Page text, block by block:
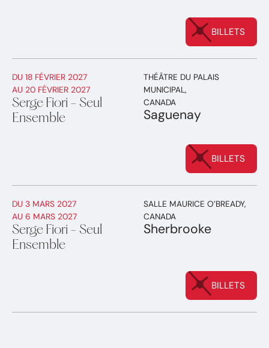
BILLETS
DU 18 FÉVRIER 2027
AU 20 FÉVRIER 2027
Serge Fiori - Seul
Ensemble
THÉÂTRE DU PALAIS
MUNICIPAL,
CANADA
Saguenay
BILLETS
DU 3 MARS 2027
AU 6 MARS 2027
Serge Fiori - Seul
Ensemble
SALLE MAURICE O’BREADY,
CANADA
Sherbrooke
BILLETS